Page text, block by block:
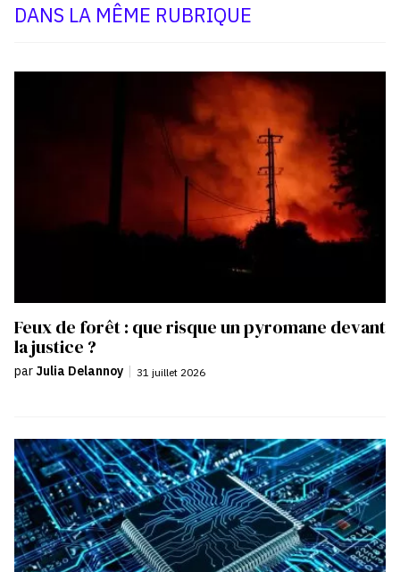
DANS LA MÊME RUBRIQUE
Feux de forêt : que risque un pyromane devant
la justice ?
par Julia Delannoy | 31 juillet 2026